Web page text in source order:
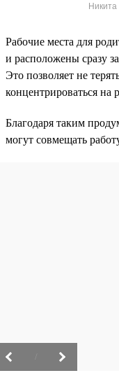
Рабочие места для
и расположены сразу
Это позволяет не
концентрироваться на
Благодаря таким
могут совмещать